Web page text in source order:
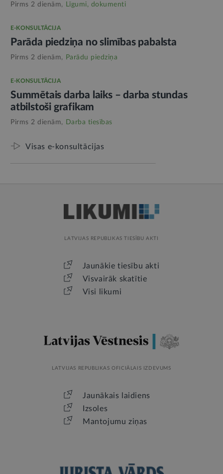
Pirms 2 dienām, Līgumi, dokumenti
E-KONSULTĀCIJA
Parāda piedziņa no slimības pabalsta
Pirms 2 dienām, Parādu piedziņa
E-KONSULTĀCIJA
Summētais darba laiks – darba stundas
atbilstoši grafikam
Pirms 2 dienām, Darba tiesības
Visas e-konsultācijas
LATVIJAS REPUBLIKAS TIESĪBU AKTI
Jaunākie tiesību akti
Visvairāk skatītie
Visi likumi
LATVIJAS REPUBLIKAS OFICIĀLAIS IZDEVUMS
Jaunākais laidiens
Izsoles
Mantojumu ziņas